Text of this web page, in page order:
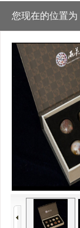
您现在的位置为